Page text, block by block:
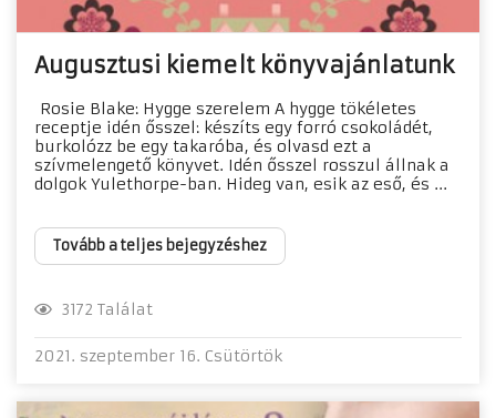
Augusztusi kiemelt könyvajánlatunk
Rosie Blake: Hygge szerelem A ​hygge tökéletes
receptje idén ősszel: készíts egy forró csokoládét,
burkolózz be egy takaróba, és olvasd ezt a
szívmelengető könyvet. Idén ősszel rosszul állnak a
dolgok Yulethorpe-ban. Hideg van, esik az eső, és ...
Tovább a teljes bejegyzéshez
3172 Találat
2021. szeptember 16. Csütörtök